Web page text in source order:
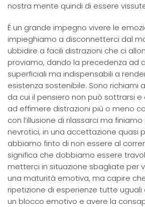
nostra mente quindi di essere
É un grande impegno vivere le
impieghiamo a disconnetterci dal
ubbidire a facili distrazioni che ci
proviamo, dando la precedenza ad
superficiali ma indispensabili a
esistenza sostenibile. Sono richiami
da cui il pensiero non può sottrarsi
ad effimere distrazioni più o meno
con l’illusione di rilassarci ma
nevrotici, in una accettazione quasi
abbiamo finto di non essere al
significa che dobbiamo essere
metterci in situazione sbagliate per
una maturità emotiva, ma capire
ripetizione di esperienze tutte uguali
un blocco emotivo e avere la